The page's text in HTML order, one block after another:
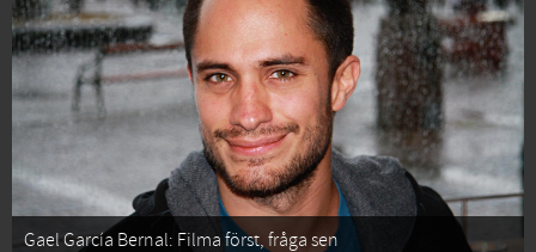
Gael García Bernal: Filma först, fråga sen